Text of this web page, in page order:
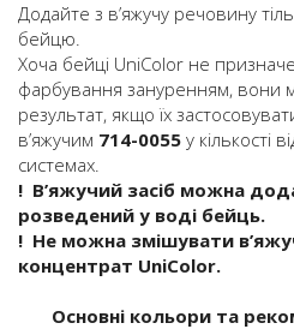
Додайте з в’яжучу речовину
бейцю.
Хоча бейці UniColor не
фарбування зануренням, вони
результат, якщо їх
в’яжучим 714-0055 у кількості
системах.
! В’яжучий засіб можна
розведений у воді бейць.
! Не можна змішувати
концентрат UniColor.
Основні кольори та